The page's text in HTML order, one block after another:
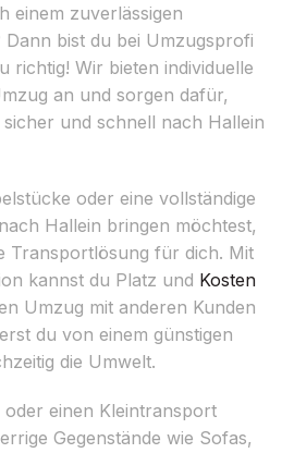
einem zuverlässigen
bist du bei Umzugsprofi
richtig! Wir bieten individuelle
an und sorgen dafür,
und schnell nach Hallein
oder eine vollständige
Hallein bringen möchtest,
Transportlösung für dich. Mit
kannst du Platz und Kosten
Umzug mit anderen Kunden
du von einem günstigen
die Umwelt.
einen Kleintransport
Gegenstände wie Sofas,